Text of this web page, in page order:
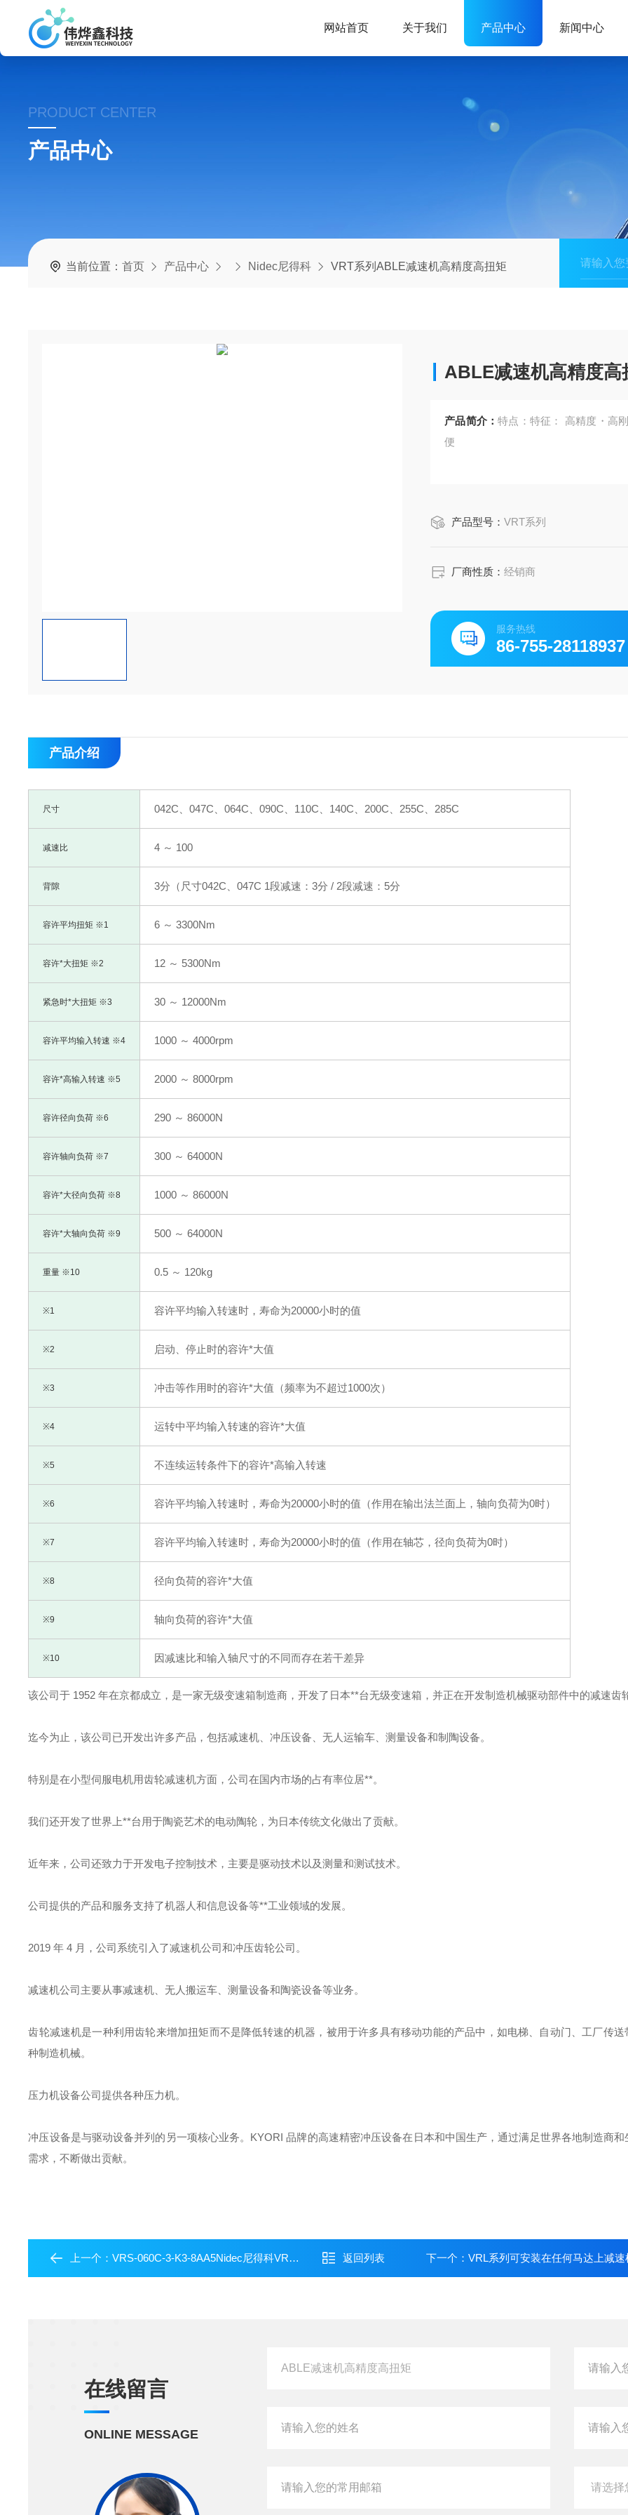
网站首页 关于我们 产品中心 新闻中心
PRODUCT CENTER
产品中心
当前位置：首页 产品中心 Nidec尼得科 VRT系列ABLE减速机高精度高扭矩
ABLE减速机高精度高
产品简介：特点：特征： 高精度・高
便
产品型号：VRT系列
厂商性质：经销商
服务热线
86-755-28118937
产品介绍
尺寸 042C、047C、064C、090C、110C、140C、200C、255C、285C
减速比 4 ～ 100
背隙 3分（尺寸042C、047C 1段减速：3分 / 2段减速：5分
容许平均扭矩 ※1 6 ～ 3300Nm
容许*大扭矩 ※2 12 ～ 5300Nm
紧急时*大扭矩 ※3 30 ～ 12000Nm
容许平均输入转速 ※4 1000 ～ 4000rpm
容许*高输入转速 ※5 2000 ～ 8000rpm
容许径向负荷 ※6 290 ～ 86000N
容许轴向负荷 ※7 300 ～ 64000N
容许*大径向负荷 ※8 1000 ～ 86000N
容许*大轴向负荷 ※9 500 ～ 64000N
重量 ※10 0.5 ～ 120kg
※1 容许平均输入转速时，寿命为20000小时的值
※2 启动、停止时的容许*大值
※3 冲击等作用时的容许*大值（频率为不超过1000次）
※4 运转中平均输入转速的容许*大值
※5 不连续运转条件下的容许*高输入转速
※6 容许平均输入转速时，寿命为20000小时的值（作用在输出法兰面上，轴向负荷为0时）
※7 容许平均输入转速时，寿命为20000小时的值（作用在轴芯，径向负荷为0时）
※8 径向负荷的容许*大值
※9 轴向负荷的容许*大值
※10 因减速比和输入轴尺寸的不同而存在若干差异
该公司于 1952 年在京都成立，是一家无级变速箱制造商，开发了日本**台无级变速箱，并正在开发制造机械驱动部件中的减速齿
迄今为止，该公司已开发出许多产品，包括减速机、冲压设备、无人运输车、测量设备和制陶设备。
特别是在小型伺服电机用齿轮减速机方面，公司在国内市场的占有率位居**。
我们还开发了世界上**台用于陶瓷艺术的电动陶轮，为日本传统文化做出了贡献。
近年来，公司还致力于开发电子控制技术，主要是驱动技术以及测量和测试技术。
公司提供的产品和服务支持了机器人和信息设备等**工业领域的发展。
2019 年 4 月，公司系统引入了减速机公司和冲压齿轮公司。
减速机公司主要从事减速机、无人搬运车、测量设备和陶瓷设备等业务。
齿轮减速机是一种利用齿轮来增加扭矩而不是降低转速的机器，被用于许多具有移动功能的产品中，如电梯、自动门、工厂传送
种制造机械。
压力机设备公司提供各种压力机。
冲压设备是与驱动设备并列的另一项核心业务。KYORI 品牌的高速精密冲压设备在日本和中国生产，通过满足世界各地制造商和
需求，不断做出贡献。
上一个：VRS-060C-3-K3-8AA5Nidec尼得科VRS系列减速机 返回列表 下一个： VRL系列可安装在任何马达上减速
在线留言
ONLINE MESSAGE